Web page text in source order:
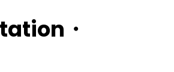
・